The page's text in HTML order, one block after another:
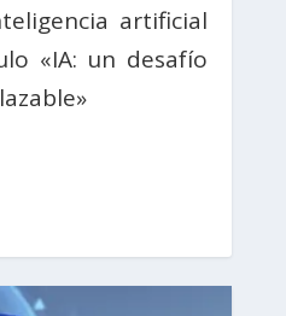
artificial
«IA: un desafío